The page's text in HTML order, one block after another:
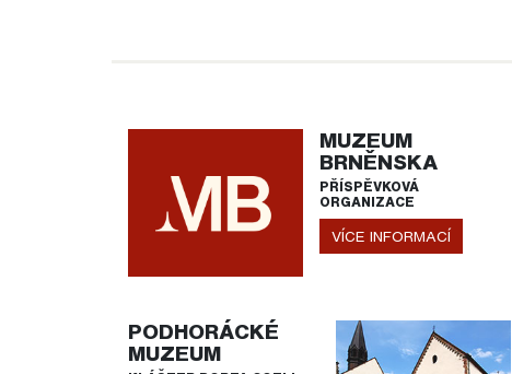
MUZEUM
BRNĚNSKA
PŘÍSPĚVKOVÁ
ORGANIZACE
VÍCE INFORMACÍ
PODHORÁCKÉ
MUZEUM